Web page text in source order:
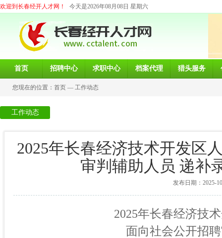
欢迎到长春经开人才网！ 今天是2026年08月08日 星期六
首页 招聘中心 求职中心 档案代理 猎头服务
您现在的位置： 首页 — 工作动态
工作动态
2025年长春经济技术开发区
审判辅助人员 递补
发布日期：2025-
2025年长春经济技
面向社会公开招